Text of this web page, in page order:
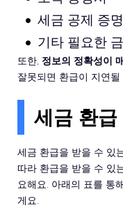
세금 공제 증
기타 필요한
또한, 정보의 정확성이
잘못되면 환급이 지연
세금 환
세금 환급을 받을 수 있
따라 환급을 받을 수 있
요해요. 아래의 표를 통
게요.